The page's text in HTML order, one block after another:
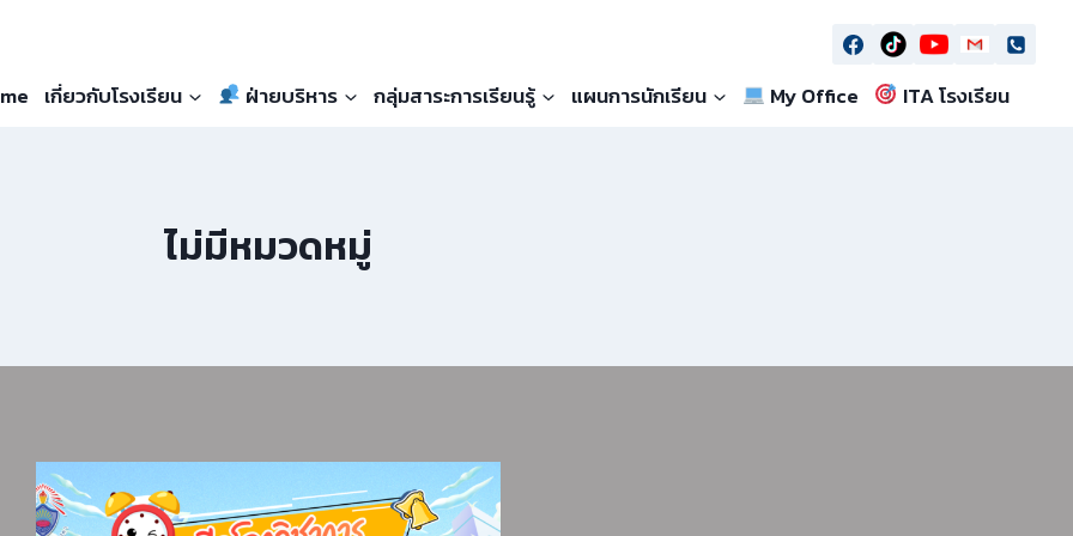
เกี่ยวกับโรงเรียน ฝ่ายบริหาร กลุ่มสาระการเรียนรู้ แผนการนักเรียน My Office ITA โรงเรียน
ไม่มีหมวดหมู่